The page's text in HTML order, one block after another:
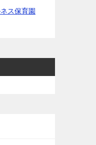
ス保育園